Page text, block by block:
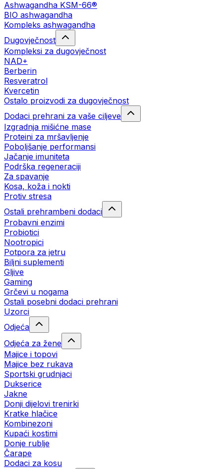
Ashwagandha KSM-66®
BIO ashwagandha
Kompleks ashwagandha
Dugovječnost
Kompleksi za dugovječnost
NAD+
Berberin
Resveratrol
Kvercetin
Ostalo proizvodi za dugovječnost
Dodaci prehrani za vaše ciljeve
Izgradnja mišićne mase
Proteini za mršavljenje
Poboljšanje performansi
Jačanje imuniteta
Podrška regeneraciji
Za spavanje
Kosa, koža i nokti
Protiv stresa
Ostali prehrambeni dodaci
Probavni enzimi
Probiotici
Nootropici
Potpora za jetru
Biljni suplementi
Gljive
Gaming
Grčevi u nogama
Ostali posebni dodaci prehrani
Uzorci
Odjeća
Odjeća za žene
Majice i topovi
Majice bez rukava
Sportski grudnjaci
Dukserice
Jakne
Donji dijelovi trenirki
Kratke hlačice
Kombinezoni
Kupaći kostimi
Donje rublje
Čarape
Dodaci za kosu